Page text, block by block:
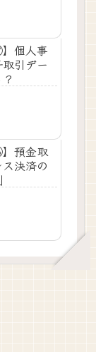
】個人事
引デー
】預金取
決済の